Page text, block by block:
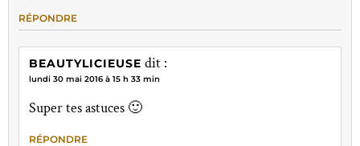
RÉPONDRE
BEAUTYLICIEUSE dit :
lundi 30 mai 2016 à 15 h 33 min
Super tes astuces 🙂
RÉPONDRE